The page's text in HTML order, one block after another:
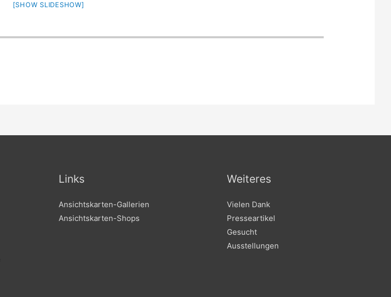
[SHOW SLIDESHOW]
Links
Ansichtskarten-Gallerien
Ansichtskarten-Shops
Weiteres
Vielen Dank
Presseartikel
Gesucht
Ausstellungen